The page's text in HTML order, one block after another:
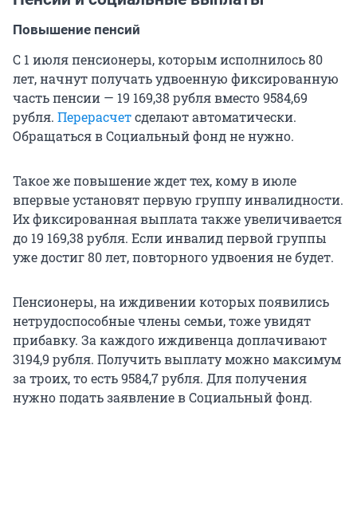
Повышение пенсий
С 1 июля пенсионеры, которым исполнилось 80
лет, начнут получать удвоенную фиксированную
часть пенсии — 19 169,38 рубля вместо 9584,69
рубля. Перерасчетсделают автоматически.
Обращаться в Социальный фонд не нужно.
Такое же повышение ждет тех, кому в июле
впервые установят первую группу инвалидности.
Их фиксированная выплата также увеличивается
до 19 169,38 рубля. Если инвалид первой группы
уже достиг 80 лет, повторного удвоения не будет.
Пенсионеры, на иждивении которых появились
нетрудоспособные члены семьи, тоже увидят
прибавку. За каждого иждивенца доплачивают
3194,9 рубля. Получить выплату можно максимум
за троих, то есть 9584,7 рубля. Для получения
нужно подать заявление в Социальный фонд.